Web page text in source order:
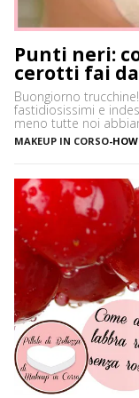
Punti neri:
cerotti fai da
Buongiorno
fastidiosissimi e
meno tutte noi
è più spesso vittima
soprattutto se si ha
MAKEUP IN CORSO-